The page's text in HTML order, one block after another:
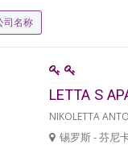
司名称
LETTA S
NIKOLETTA
锡罗斯 - 芬尼